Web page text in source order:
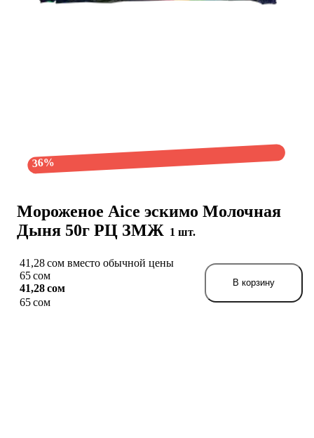
Мороженое Aice эскимо Молочная
Дыня 50г РЦ ЗМЖ 1 шт.
36%
41,28 сом вместо обычной цены
65 сом
41,28 сом
65 сом
В корзину